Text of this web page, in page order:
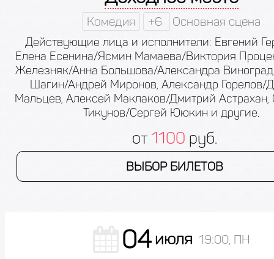
Комедия +6 Основная сцена
Действующие лица и исполнители: Евгений
Елена Есенина/Ясмин Мамаева/Виктория
Железняк/Анна Большова/Александра
Шагин/Андрей Миронов, Александр Горелов/
Мальцев, Алексей Маклаков/Дмитрий Астрахан,
Тикунов/Сергей Ююкин и другие.
от 1100 руб.
ВЫБОР БИЛЕТОВ
04 июля 19:00, ПН